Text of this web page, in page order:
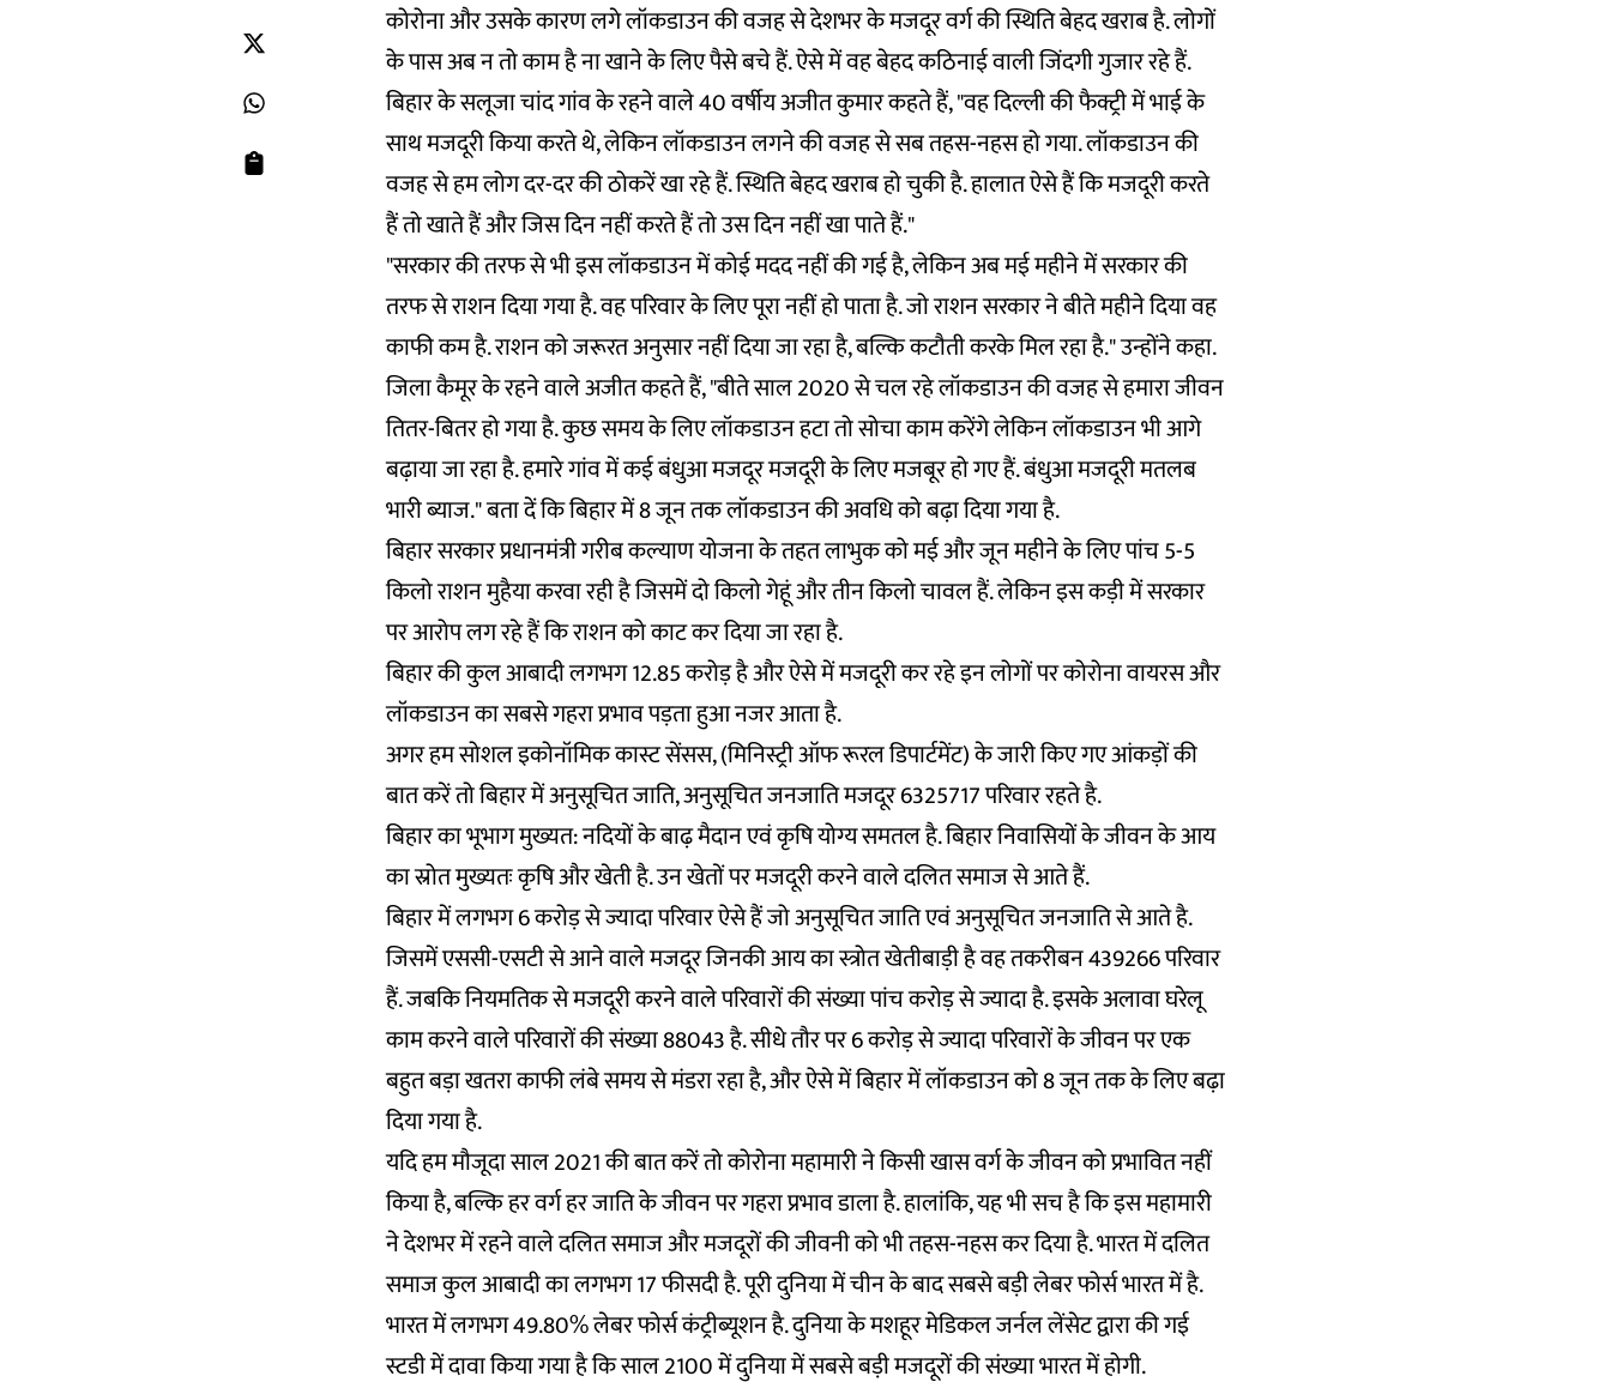
कोरोना और उसके कारण लगे लॉकडाउन की वजह से देशभर के मजदूर वर्ग की स्थिति बेहद खराब है. लोगों
के पास अब न तो काम है ना खाने के लिए पैसे बचे हैं. ऐसे में वह बेहद कठिनाई वाली जिंदगी गुजार रहे हैं.
बिहार के सलूजा चांद गांव के रहने वाले 40 वर्षीय अजीत कुमार कहते हैं, "वह दिल्ली की फैक्ट्री में भाई के
साथ मजदूरी किया करते थे, लेकिन लॉकडाउन लगने की वजह से सब तहस-नहस हो गया. लॉकडाउन की
वजह से हम लोग दर-दर की ठोकरें खा रहे हैं. स्थिति बेहद खराब हो चुकी है. हालात ऐसे हैं कि मजदूरी करते
हैं तो खाते हैं और जिस दिन नहीं करते हैं तो उस दिन नहीं खा पाते हैं."
"सरकार की तरफ से भी इस लॉकडाउन में कोई मदद नहीं की गई है, लेकिन अब मई महीने में सरकार की
तरफ से राशन दिया गया है. वह परिवार के लिए पूरा नहीं हो पाता है. जो राशन सरकार ने बीते महीने दिया वह
काफी कम है. राशन को जरूरत अनुसार नहीं दिया जा रहा है, बल्कि कटौती करके मिल रहा है." उन्होंने कहा.
जिला कैमूर के रहने वाले अजीत कहते हैं, "बीते साल 2020 से चल रहे लॉकडाउन की वजह से हमारा जीवन
तितर-बितर हो गया है. कुछ समय के लिए लॉकडाउन हटा तो सोचा काम करेंगे लेकिन लॉकडाउन भी आगे
बढ़ाया जा रहा है. हमारे गांव में कई बंधुआ मजदूर मजदूरी के लिए मजबूर हो गए हैं. बंधुआ मजदूरी मतलब
भारी ब्याज." बता दें कि बिहार में 8 जून तक लॉकडाउन की अवधि को बढ़ा दिया गया है.
बिहार सरकार प्रधानमंत्री गरीब कल्याण योजना के तहत लाभुक को मई और जून महीने के लिए पांच 5-5
किलो राशन मुहैया करवा रही है जिसमें दो किलो गेहूं और तीन किलो चावल हैं. लेकिन इस कड़ी में सरकार
पर आरोप लग रहे हैं कि राशन को काट कर दिया जा रहा है.
बिहार की कुल आबादी लगभग 12.85 करोड़ है और ऐसे में मजदूरी कर रहे इन लोगों पर कोरोना वायरस और
लॉकडाउन का सबसे गहरा प्रभाव पड़ता हुआ नजर आता है.
अगर हमसोशल इकोनॉमिक कास्ट सेंसस, (मिनिस्ट्री ऑफ रूरल डिपार्टमेंट) के जारी किए गए आंकड़ों की
बात करें तो बिहार में अनुसूचित जाति, अनुसूचित जनजाति मजदूर 6325717 परिवार रहते है.
बिहार का भूभाग मुख्यत: नदियों के बाढ़ मैदान एवं कृषि योग्य समतल है. बिहार निवासियों के जीवन के आय
का स्रोत मुख्यतः कृषि और खेती है. उन खेतों पर मजदूरी करने वाले दलित समाज से आते हैं.
बिहार में लगभग 6 करोड़ से ज्यादा परिवार ऐसे हैं जो अनुसूचित जाति एवं अनुसूचित जनजाति से आते है.
जिसमें एससी-एसटी से आने वाले मजदूर जिनकी आय का स्त्रोत खेतीबाड़ी है वह तकरीबन 439266 परिवार
हैं. जबकि नियमतिक से मजदूरी करने वाले परिवारों की संख्या पांच करोड़ से ज्यादा है. इसके अलावा घरेलू
काम करने वाले परिवारों की संख्या 88043 है. सीधे तौर पर 6 करोड़ से ज्यादा परिवारों के जीवन पर एक
बहुत बड़ा खतरा काफी लंबे समय से मंडरा रहा है, और ऐसे में बिहार में लॉकडाउन को 8 जून तक के लिए बढ़ा
दिया गया है.
यदि हम मौजूदा साल 2021 की बात करें तो कोरोना महामारी ने किसी खास वर्ग के जीवन को प्रभावित नहीं
किया है, बल्कि हर वर्ग हर जाति के जीवन पर गहरा प्रभाव डाला है. हालांकि, यह भी सच है कि इस महामारी
ने देशभर में रहने वाले दलित समाज और मजदूरों की जीवनी को भी तहस-नहस कर दिया है. भारत में दलित
समाज कुल आबादी का लगभग 17 फीसदी है. पूरी दुनिया में चीन के बाद सबसे बड़ी लेबर फोर्स भारत में है.
भारत में लगभग 49.80% लेबर फोर्स कंट्रीब्यूशन है. दुनिया के मशहूर मेडिकल जर्नल लेंसेट द्वारा की गई
स्टडी में दावा किया गया है कि साल 2100 में दुनिया में सबसे बड़ी मजदूरों की संख्या भारत में होगी.